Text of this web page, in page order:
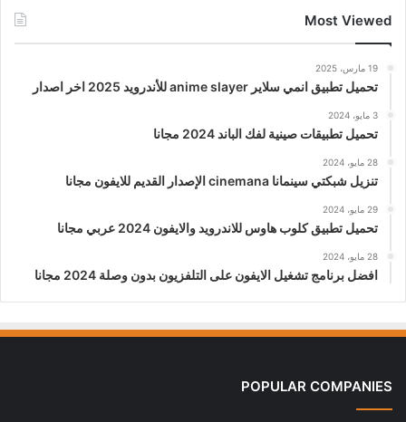
Most Viewed
19 مارس، 2025
تحميل تطبيق انمي سلاير anime slayer للأندرويد 2025 اخر اصدار
3 مايو، 2024
تحميل تطبيقات صينية لفك الباند 2024 مجانا
28 مايو، 2024
تنزيل شبكتي سينمانا cinemana الإصدار القديم للايفون مجانا
29 مايو، 2024
تحميل تطبيق كلوب هاوس للاندرويد والايفون 2024 عربي مجانا
28 مايو، 2024
افضل برنامج تشغيل الايفون على التلفزيون بدون وصلة 2024 مجانا
POPULAR COMPANIES